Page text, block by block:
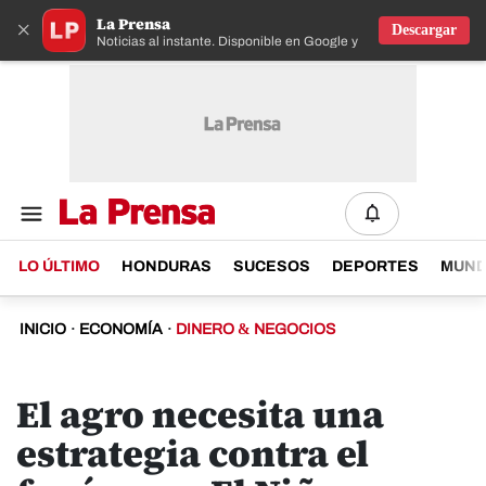
× La Prensa
Noticias al instante. Disponible en Google y IOS
Descargar
LO ÚLTIMO HONDURAS SUCESOS DEPORTES
INICIO · ECONOMÍA · DINERO & NEGOCIOS
El agro necesita una
estrategia contra el